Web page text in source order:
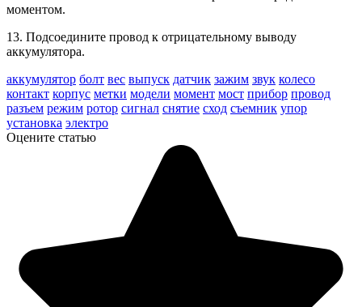
моментом.
13. Подсоедините провод к отрицательному выводу
аккумулятора.
аккумулятор болт вес выпуск датчик зажим звук колесо
контакт корпус метки модели момент мост прибор провод
разъем режим ротор сигнал снятие сход съемник упор
установка электро
Оцените статью